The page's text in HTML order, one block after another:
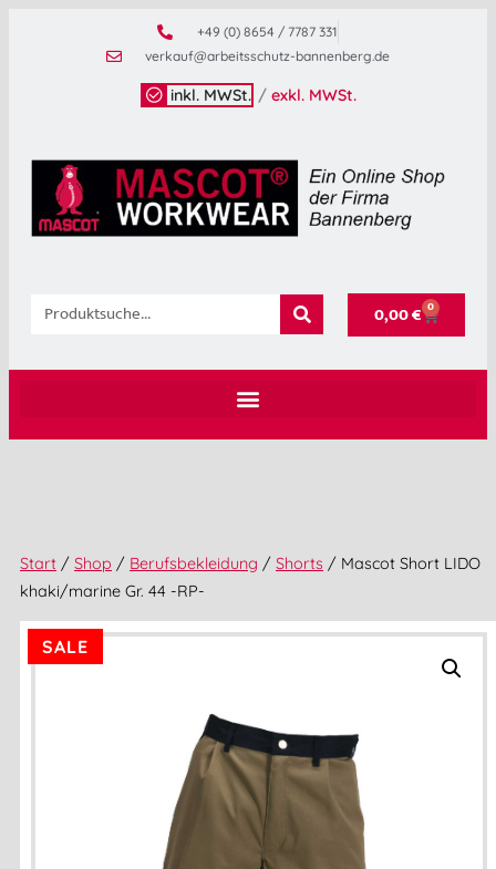
+49 (0) 8654 / 7787 331
verkauf@arbeitsschutz-bannenberg.de
inkl. MWSt. / exkl. MWSt.
0,00€ 0
Start / Shop / Berufsbekleidung / Shorts / Mascot Short LIDO
khaki/marine Gr. 44 -RP-
SALE